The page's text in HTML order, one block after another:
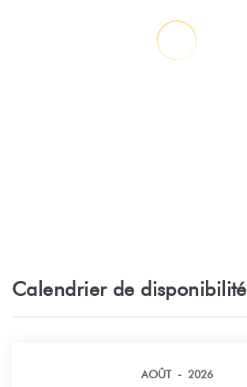
Calendrier de disponibilité
AOÛT - 2026